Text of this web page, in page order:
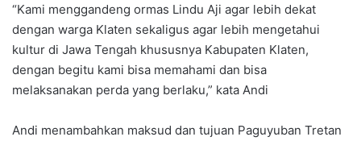
“Kami menggandeng ormas Lindu Aji agar lebih dekat
dengan warga Klaten sekaligus agar lebih mengetahui
kultur di Jawa Tengah khususnya Kabupaten Klaten,
dengan begitu kami bisa memahami dan bisa
melaksanakan perda yang berlaku,” kata Andi
Andi menambahkan maksud dan tujuan Paguyuban Tretan